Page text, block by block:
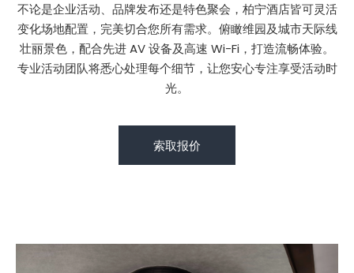
不论是企业活动、品牌发布还是特色聚会，柏宁酒店皆可灵活
变化场地配置，完美切合您所有需求。俯瞰维园及城市天际线
壮丽景色，配合先进 AV 设备及高速 Wi-Fi，打造流畅体验。
专业活动团队将悉心处理每个细节，让您安心专注享受活动时
光。
索取报价